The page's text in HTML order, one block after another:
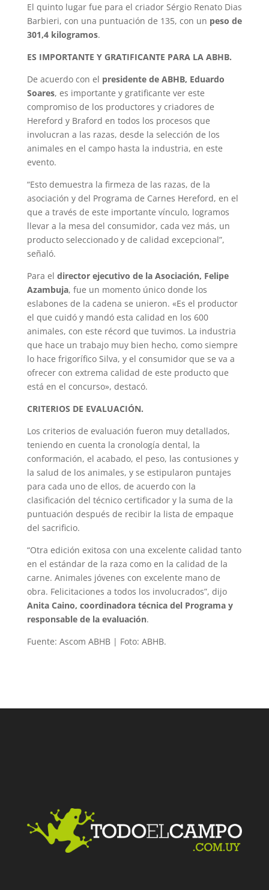
El quinto lugar fue para el criador Sérgio Renato Dias
Barbieri, con una puntuación de 135, con un peso de
301,4 kilogramos.
ES IMPORTANTE Y GRATIFICANTE PARA LA ABHB.
De acuerdo con el presidente de ABHB, Eduardo
Soares, es importante y gratificante ver este
compromiso de los productores y criadores de
Hereford y Braford en todos los procesos que
involucran a las razas, desde la selección de los
animales en el campo hasta la industria, en este
evento.
“Esto demuestra la firmeza de las razas, de la
asociación y del Programa de Carnes Hereford, en el
que a través de este importante vínculo, logramos
llevar a la mesa del consumidor, cada vez más, un
producto seleccionado y de calidad excepcional”,
señaló.
Para el director ejecutivo de la Asociación, Felipe
Azambuja, fue un momento único donde los
eslabones de la cadena se unieron. «Es el productor
el que cuidó y mandó esta calidad en los 600
animales, con este récord que tuvimos. La industria
que hace un trabajo muy bien hecho, como siempre
lo hace frigorífico Silva, y el consumidor que se va a
ofrecer con extrema calidad de este producto que
está en el concurso», destacó.
CRITERIOS DE EVALUACIÓN.
Los criterios de evaluación fueron muy detallados,
teniendo en cuenta la cronología dental, la
conformación, el acabado, el peso, las contusiones y
la salud de los animales, y se estipularon puntajes
para cada uno de ellos, de acuerdo con la
clasificación del técnico certificador y la suma de la
puntuación después de recibir la lista de empaque
del sacrificio.
“Otra edición exitosa con una excelente calidad tanto
en el estándar de la raza como en la calidad de la
carne. Animales jóvenes con excelente mano de
obra. Felicitaciones a todos los involucrados”, dijo
Anita Caino, coordinadora técnica del Programa y
responsable de la evaluación.
Fuente: Ascom ABHB | Foto: ABHB.